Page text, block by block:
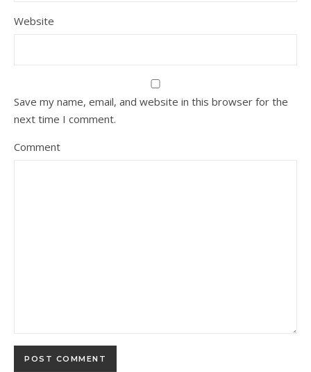
Website
Save my name, email, and website in this browser for the
next time I comment.
Comment